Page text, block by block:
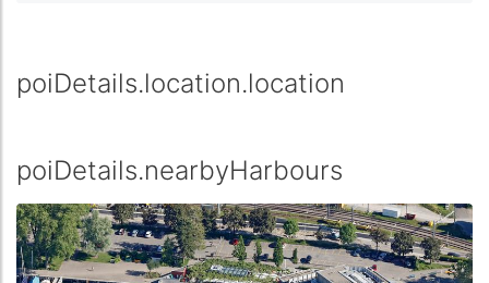
poiDetails.location.location
poiDetails.nearbyHarbours